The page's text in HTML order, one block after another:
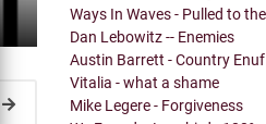
Ways In Waves - Pulled to
Dan Lebowitz -- Enemies
Austin Barrett - Country Enuf
Vitalia - what a shame
Mike Legere - Forgiveness